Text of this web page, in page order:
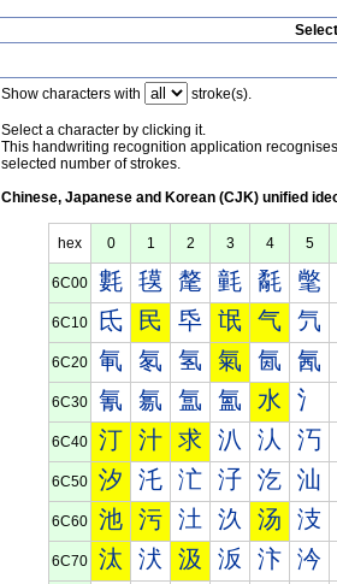
Show characters with stroke(s).
Select a character by clicking it.
This handwriting recognition application
selected number of strokes.
Chinese, Japanese and Korean (CJK) unified
hex 0 1 2 3 4 5
6C00 氀 氁 氂 氃 氄 氅
6C10 氐 民 氒 氓 气 氕
6C20 氠 氡 氢 氣 氤 氥
6C30 氰 氱 氲 氳 水 氵
6C40 汀 汁 求 汃 汄 汅
6C50 汐 汑 汒 汓 汔 汕
6C60 池 污 汢 汣 汤 汥
6C70 汰 汱 汲 汳 汴 汵